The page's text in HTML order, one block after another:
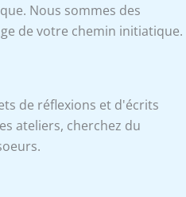
Nous sommes des
de votre chemin initiatique.
de réflexions et d'écrits
ateliers, cherchez du